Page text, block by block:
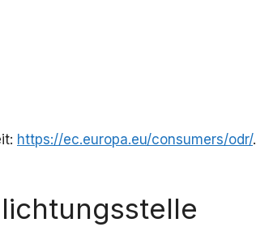
https://ec.europa.eu/consumers/odr/.